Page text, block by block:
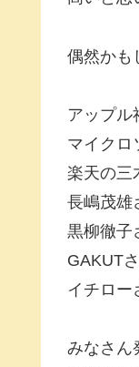
偶然かも
アップル
マイクロ
楽天の三
長嶋茂雄
黒柳徹子
GAKUT
イチロー
みなさん